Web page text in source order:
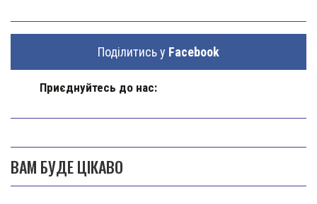
Поділитись у Facebook
Приєднуйтесь до нас:
ВАМ БУДЕ ЦІКАВО